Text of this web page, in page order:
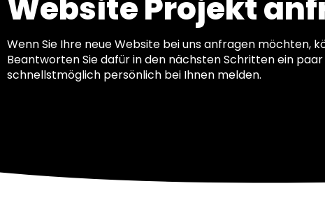
Website Projekt
Wenn Sie Ihre neue Website bei uns anfragen möchten,
Beantworten Sie dafür in den nächsten Schritten ein
schnellstmöglich persönlich bei Ihnen melden.